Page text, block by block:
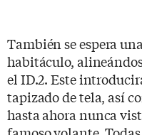
También se espera
habitáculo,
el ID.2. Este
tapizado de tela, así
hasta ahora nunca